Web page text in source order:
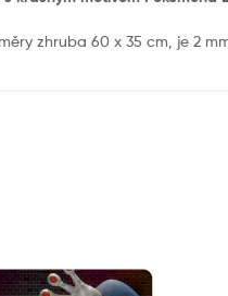
zhruba 60 x 35 cm, je 2